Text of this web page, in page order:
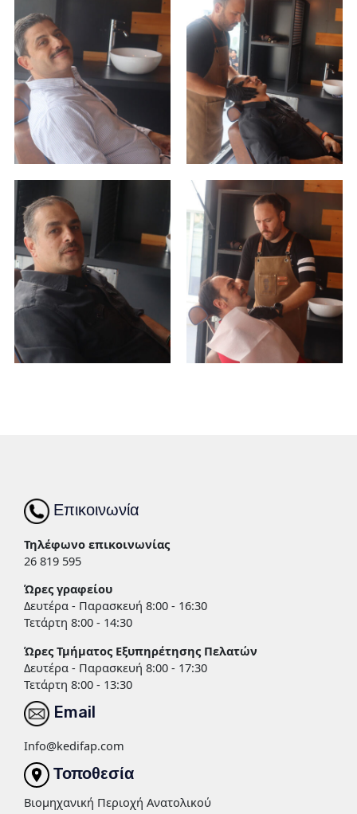
Επικοινωνία
Τηλέφωνο επικοινωνίας
26 819 595
Ώρες γραφείου
Δευτέρα - Παρασκευή 8:00 - 16:30
Τετάρτη 8:00 - 14:30
Ώρες Τμήματος Εξυπηρέτησης Πελατών
Δευτέρα - Παρασκευή 8:00 - 17:30
Τετάρτη 8:00 - 13:30
Email
Info@kedifap.com
Τοποθεσία
Βιομηχανική Περιοχή Ανατολικού